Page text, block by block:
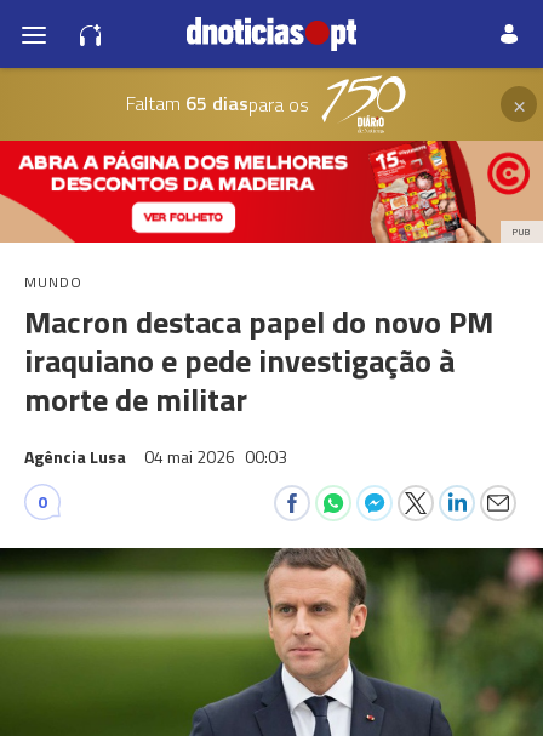
Faltam 65 diaspara os ×
PUB
MUNDO
Macron destaca papel do novo PM
iraquiano e pede investigação à
morte de militar
Agência Lusa 04 mai 2026 00:03
0